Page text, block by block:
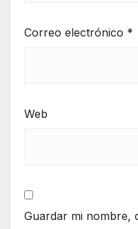
Correo electrónico *
Web
Guardar mi nombre,